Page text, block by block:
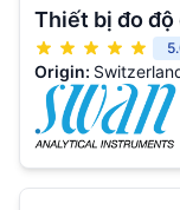
Thiết bị đo
Origin: